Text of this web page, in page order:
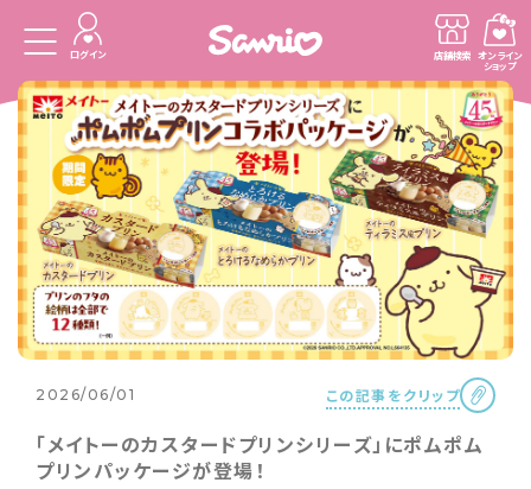
ログイン 店舗検索 オンライン
ショップ
2026/06/01 この記事をクリップ
「メイトーのカスタードプリンシリーズ」にポムポム
プリンパッケージが登場！